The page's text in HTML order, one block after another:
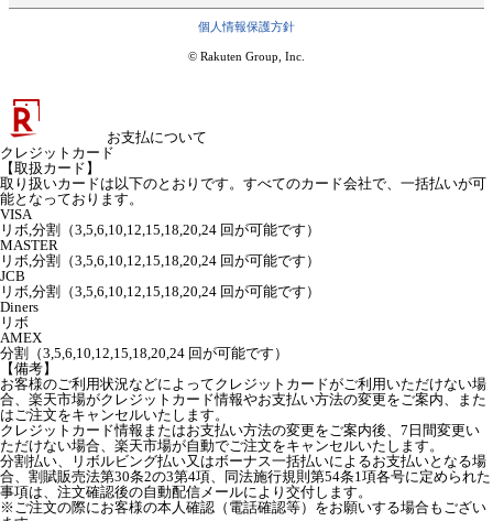
個人情報保護方針
© Rakuten Group, Inc.
お支払について
クレジットカード
【取扱カード】
取り扱いカードは以下のとおりです。すべてのカード会社で、一括払いが可
能となっております。
VISA
リボ,分割（3,5,6,10,12,15,18,20,24 回が可能です）
MASTER
リボ,分割（3,5,6,10,12,15,18,20,24 回が可能です）
JCB
リボ,分割（3,5,6,10,12,15,18,20,24 回が可能です）
Diners
リボ
AMEX
分割（3,5,6,10,12,15,18,20,24 回が可能です）
【備考】
お客様のご利用状況などによってクレジットカードがご利用いただけない場
合、楽天市場がクレジットカード情報やお支払い方法の変更をご案内、また
はご注文をキャンセルいたします。
クレジットカード情報またはお支払い方法の変更をご案内後、7日間変更い
ただけない場合、楽天市場が自動でご注文をキャンセルいたします。
分割払い、リボルビング払い又はボーナス一括払いによるお支払いとなる場
合、割賦販売法第30条2の3第4項、同法施行規則第54条1項各号に定められた
事項は、注文確認後の自動配信メールにより交付します。
※ご注文の際にお客様の本人確認（電話確認等）をお願いする場合もござい